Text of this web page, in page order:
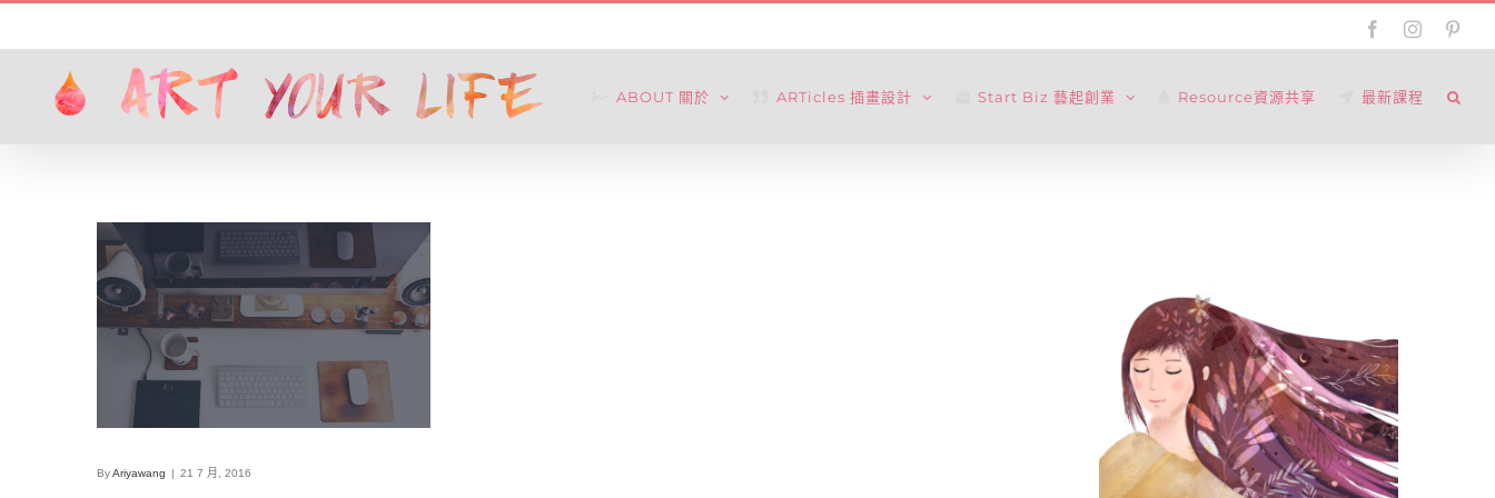
to
content
FacebookInstagram
ABOUT 關於 ARTicles 插畫設計 Start Biz 藝起創業 Resource資源共享 最新課程
ByAriyawang | 21 7 月, 2016